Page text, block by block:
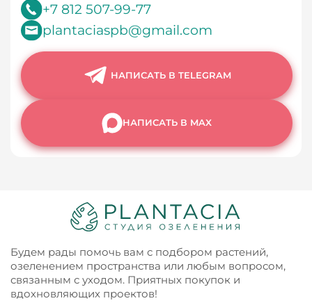
+7 812 507-99-77
plantaciaspb@gmail.com
НАПИСАТЬ В TELEGRAM
НАПИСАТЬ В MAX
Будем рады помочь вам с подбором растений,
озеленением пространства или любым вопросом,
связанным с уходом. Приятных покупок и
вдохновляющих проектов!